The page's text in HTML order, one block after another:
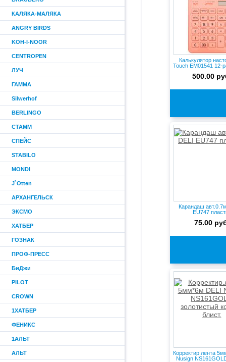
КАЛЯКА-МАЛЯКА
ANGRY BIRDS
KOH-I-NOOR
CENTROPEN
ЛУЧ
ГАММА
Silwerhof
BERLINGO
СТАММ
СПЕЙС
STABILO
MONDI
J`Otten
АРХАНГЕЛЬСК
ЭКСМО
ХАТБЕР
ГОЗНАК
ПРОФ-ПРЕСС
БиДжи
PILOT
CROWN
1ХАТБЕР
ФЕНИКС
1АЛЬТ
АЛЬТ
Калькулятор
Touch EM01541 12-
500.00
Карандаш
EU747
75.00
Корректир.лента
Nusign